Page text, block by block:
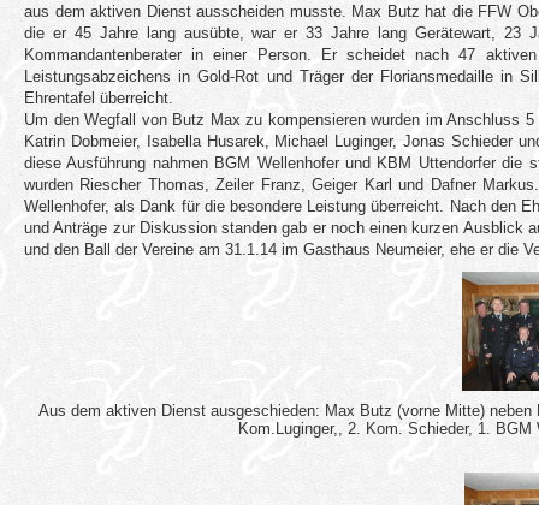
aus dem aktiven Dienst ausscheiden musste. Max Butz hat die FFW
die er 45 Jahre lang ausübte, war er 33 Jahre lang Gerätewart, 23
Kommandantenberater in einer Person. Er scheidet nach 47
Leistungsabzeichens in Gold-Rot und Träger der Floriansmedaille in
Ehrentafel überreicht.
Um den Wegfall von Butz Max zu kompensieren wurden im Anschluss
Katrin Dobmeier, Isabella Husarek, Michael Luginger, Jonas Schieder
diese Ausführung nahmen BGM Wellenhofer und KBM Uttendorfer
wurden Riescher Thomas, Zeiler Franz, Geiger Karl und Dafner
Wellenhofer, als Dank für die besondere Leistung überreicht. Nach den
und Anträge zur Diskussion standen gab er noch einen kurzen Ausblick
und den Ball der Vereine am 31.1.14 im Gasthaus Neumeier, ehe er die
Aus dem aktiven Dienst ausgeschieden: Max Butz (vorne Mitte)
Kom.Luginger,, 2. Kom. Schieder, 1.